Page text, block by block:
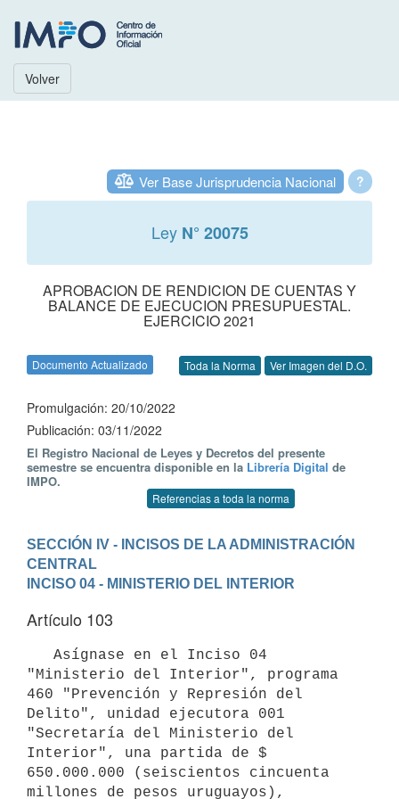
Volver
?
Ver Base Jurisprudencia Nacional
Ley N° 20075
APROBACION DE RENDICION DE CUENTAS Y
BALANCE DE EJECUCION PRESUPUESTAL.
EJERCICIO 2021
Documento Actualizado Toda la Norma Ver Imagen del D.O.
Promulgación: 20/10/2022
Publicación: 03/11/2022
El Registro Nacional de Leyes y Decretos del presente
semestre se encuentra disponible en la Librería Digital de
IMPO.
Referencias a toda la norma
SECCIÓN IV - INCISOS DE LA ADMINISTRACIÓN
CENTRAL
INCISO 04 - MINISTERIO DEL INTERIOR
Artículo 103
"Ministerio del Interior", programa
460 "Prevención y Represión del
Delito", unidad ejecutora 001
"Secretaría del Ministerio del
Interior", una partida de $
650.000.000 (seiscientos cincuenta
millones de pesos uruguayos),